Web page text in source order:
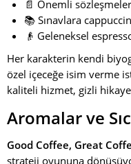
📄 Önemli
📚 Sınavlara
👴 Geleneksel
Her karakterin kendi
özel içeceğe isim verme
kaliteli hizmet, gizli
Aromalar ve
Good Coffee, Great
strateji oyununa